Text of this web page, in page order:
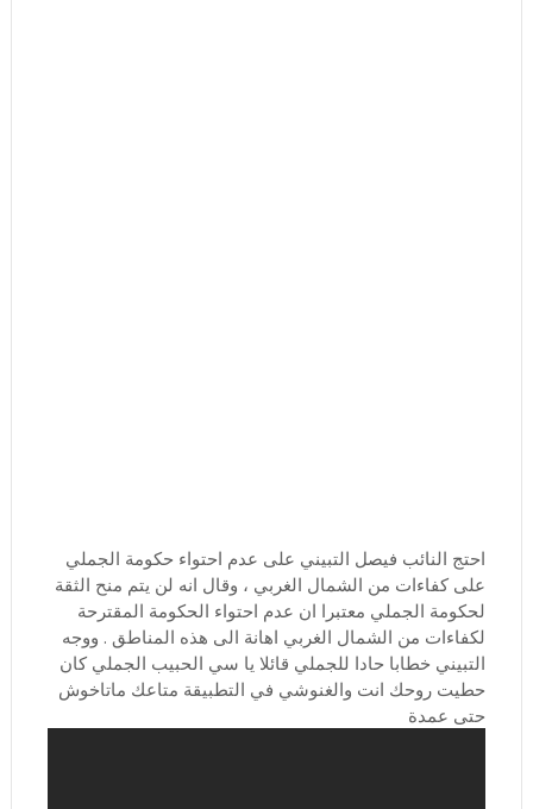
احتج النائب فيصل التبيني على عدم احتواء حكومة الجملي
على كفاءات من الشمال الغربي ، وقال انه لن يتم منح الثقة
لحكومة الجملي معتبرا ان عدم احتواء الحكومة المقترحة
لكفاءات من الشمال الغربي اهانة الى هذه المناطق . ووجه
التبيني خطابا حادا للجملي قائلا يا سي الحبيب الجملي كان
حطيت روحك انت والغنوشي في التطبيقة متاعك ماتاخوش
حتى عمدة